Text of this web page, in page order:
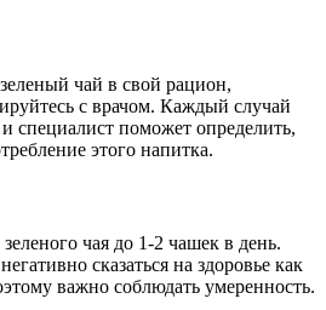
чай в свой рацион,
с врачом. Каждый случай
специалист поможет определить,
этого напитка.
чая до 1-2 чашек в день.
сказаться на здоровье как
важно соблюдать умеренность.